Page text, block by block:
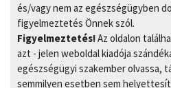
és/vagy nem az egészségügyben
figyelmeztetés Önnek szól.
Figyelmeztetés!Az oldalon
azt - jelen weboldal kiadója
egészségügyi szakember olvassa,
semmilyen esetben sem